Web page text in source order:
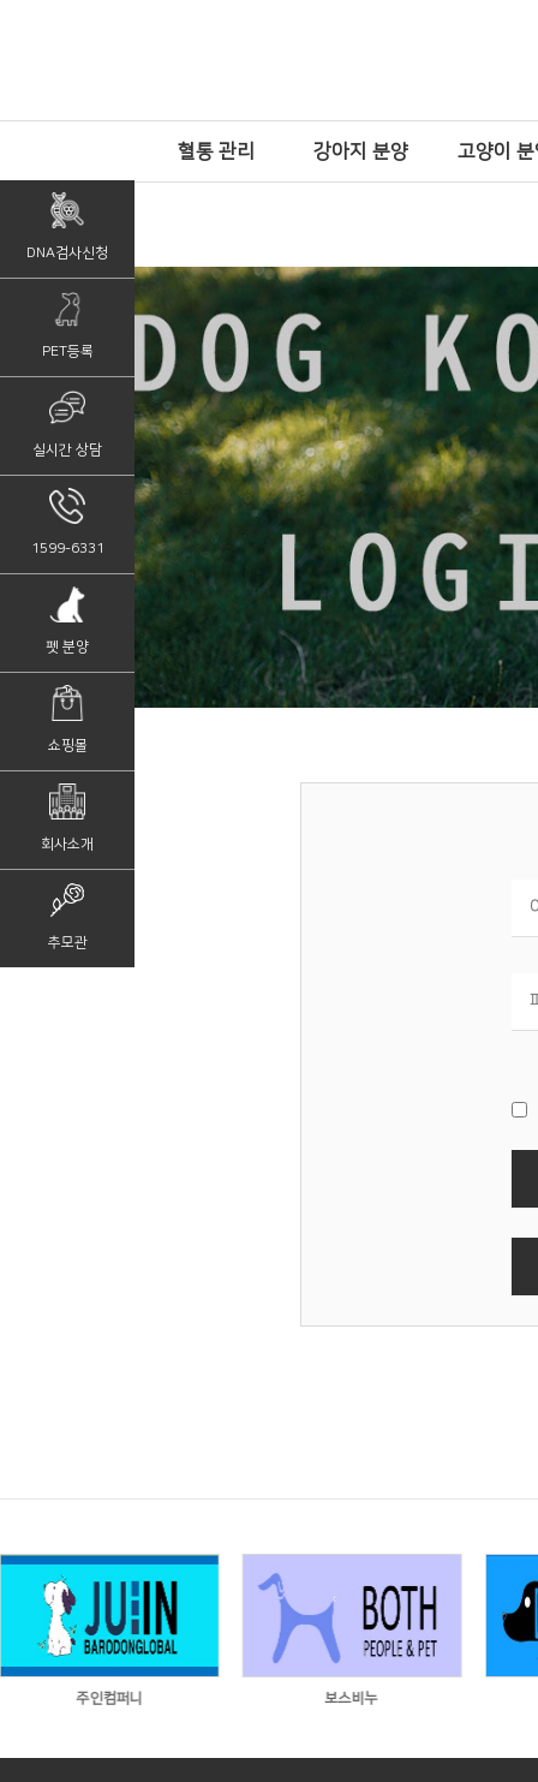
혈통 관리 강아지 분양 고양이 분
DNA검사신청
PET등록
실시간 상담
1599-6331
펫 분양
쇼핑몰
회사소개
추모관
주인컴퍼니 보스비누